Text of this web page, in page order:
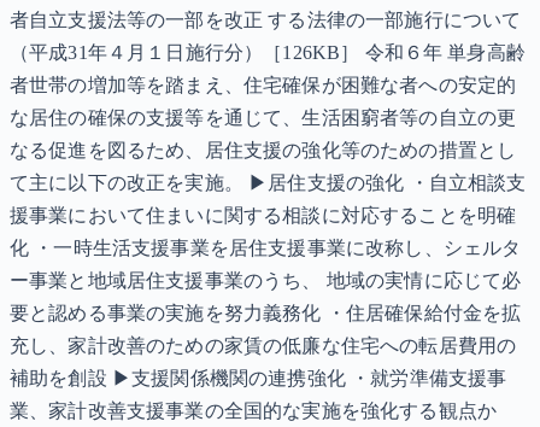
者自立支援法等の一部を改正 する法律の一部施行について
（平成31年４月１日施行分）［126KB］ 令和６年 単身高齢
者世帯の増加等を踏まえ、住宅確保が困難な者への安定的
な居住の確保の支援等を通じて、生活困窮者等の自立の更
なる促進を図るため、居住支援の強化等のための措置とし
て主に以下の改正を実施。 ▶居住支援の強化 ・自立相談支
援事業において住まいに関する相談に対応することを明確
化 ・一時生活支援事業を居住支援事業に改称し、シェルタ
ー事業と地域居住支援事業のうち、 地域の実情に応じて必
要と認める事業の実施を努力義務化 ・住居確保給付金を拡
充し、家計改善のための家賃の低廉な住宅への転居費用の
補助を創設 ▶支援関係機関の連携強化 ・就労準備支援事
業、家計改善支援事業の全国的な実施を強化する観点か